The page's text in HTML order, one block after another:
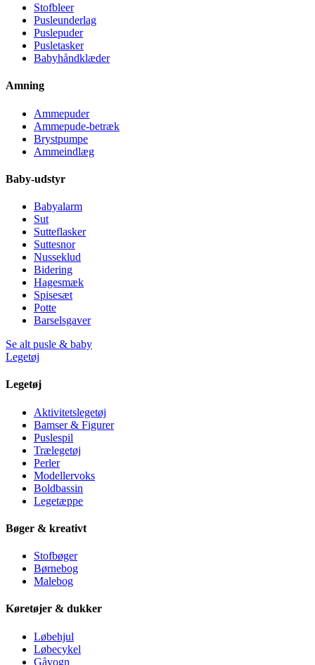
Stofbleer
Pusleunderlag
Puslepuder
Pusletasker
Babyhåndklæder
Amning
Ammepuder
Ammepude-betræk
Brystpumpe
Ammeindlæg
Baby-udstyr
Babyalarm
Sut
Sutteflasker
Suttesnor
Nusseklud
Bidering
Hagesmæk
Spisesæt
Potte
Barselsgaver
Se alt pusle & baby
Legetøj
Legetøj
Aktivitetslegetøj
Bamser & Figurer
Puslespil
Trælegetøj
Perler
Modellervoks
Boldbassin
Legetæppe
Bøger & kreativt
Stofbøger
Børnebog
Malebog
Køretøjer & dukker
Løbehjul
Løbecykel
Gåvogn